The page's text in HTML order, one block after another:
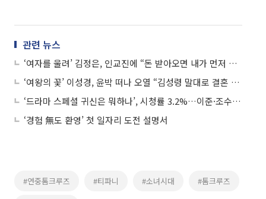
관련 뉴스
‘여자를 울려’ 김정은, 인교진에 “돈 받아오면 내가 먼저 죽을 줄 알아” 32회 예고
‘여왕의 꽃’ 이성경, 윤박 떠나 오열 “김성령 말대로 결혼 안 돼” 42회 예고
‘드라마 스페셜 귀신은 뭐하나’, 시청률 3.2%…이준·조수향 탄탄 연기력
‘경험 無도 환영’ 첫 일자리 도전 설명서
#연중톰크루즈 #티파니 #소녀시대 #톰크루즈